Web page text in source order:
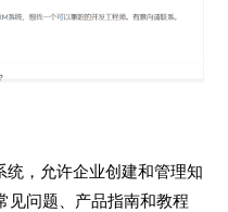
，允许企业创建和管理知
见问题、产品指南和教程